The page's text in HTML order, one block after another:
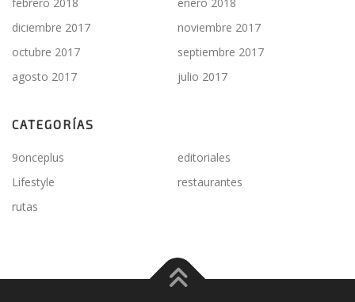
diciembre 2017
noviembre 2017
octubre 2017
septiembre 2017
agosto 2017
julio 2017
CATEGORÍAS
9onceplus
editoriales
Lifestyle
restaurantes
rutas